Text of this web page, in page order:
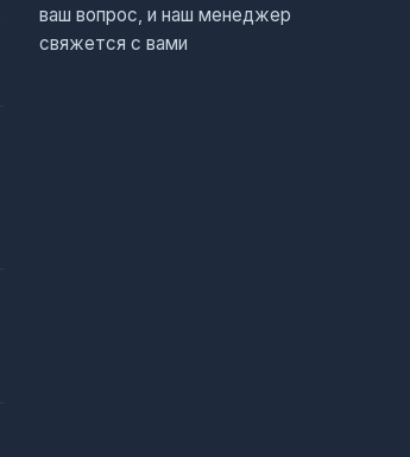
ваш вопрос, и наш менеджер
свяжется с вами